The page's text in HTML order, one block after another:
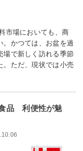
場においても、商
。かつては、お盆を過
場で新しく訪れる季節
。ただ、現状では小売
品 利便性が魅